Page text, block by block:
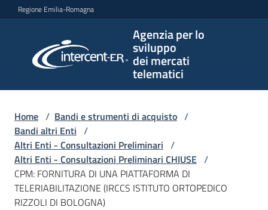
Vai al contenuto
Vai alla navigazione
Vai al footer
Regione Emilia-Romagna
Agenzia per lo
sviluppo
dei mercati
telematici
per lo
sviluppo
telematici
L'Agenzia
Home / Bandi e strumenti di acquisto /
Bandi altri Enti /
Altri Enti - Consultazioni Preliminari /
Altri Enti - Consultazioni Preliminari CHIUSE /
CPM: FORNITURA DI UNA PIATTAFORMA DI
TELERIABILITAZIONE (IRCCS ISTITUTO ORTOPEDICO
RIZZOLI DI BOLOGNA)